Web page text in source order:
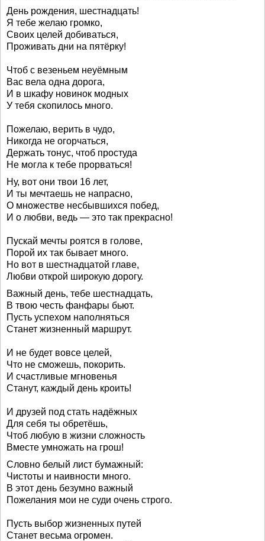
День рождения, шестнадцать!
Я тебе желаю громко,
Своих целей добиваться,
Проживать дни на пятёрку!
Чтоб с везеньем неуёмным
Вас вела одна дорога,
И в шкафу новинок модных
У тебя скопилось много.
Пожелаю, верить в чудо,
Никогда не огорчаться,
Держать тонус, чтоб простуда
Не могла к тебе прорваться!
Ну, вот они твои 16 лет,
И ты мечтаешь не напрасно,
О множестве несбывшихся побед,
И о любви, ведь — это так прекрасно!
Пускай мечты роятся в голове,
Порой их так бывает много.
Но вот в шестнадцатой главе,
Любви открой широкую дорогу.
Важный день, тебе шестнадцать,
В твою честь фанфары бьют.
Пусть успехом наполняться
Станет жизненный маршрут.
И не будет вовсе целей,
Что не сможешь, покорить.
И счастливые мгновенья
Станут, каждый день кроить!
И друзей под стать надёжных
Для себя ты обретёшь,
Чтоб любую в жизни сложность
Вместе умножать на грош!
Словно белый лист бумажный:
Чистоты и наивности много.
В этот день безумно важный
Пожелания мои не суди очень строго.
Пусть выбор жизненных путей
Станет весьма огромен.